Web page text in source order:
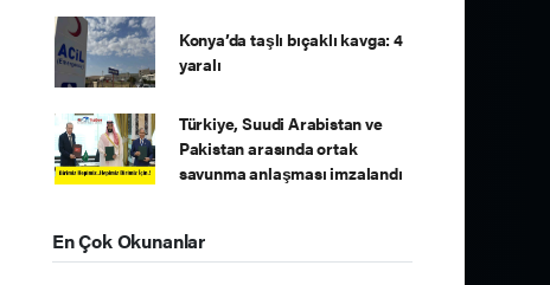
Konya’da taşlı bıçaklı kavga: 4
yaralı
Türkiye, Suudi Arabistan ve
Pakistan arasında ortak
savunma anlaşması imzalandı
En Çok Okunanlar